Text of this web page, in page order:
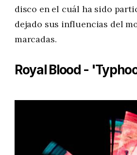
disco en el cuál ha sido
dejado sus influencias del
marcadas.
Royal Blood -